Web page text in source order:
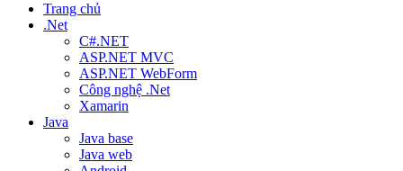
Trang chủ
.Net
C#.NET
ASP.NET MVC
ASP.NET WebForm
Công nghệ .Net
Xamarin
Java
Java base
Java web